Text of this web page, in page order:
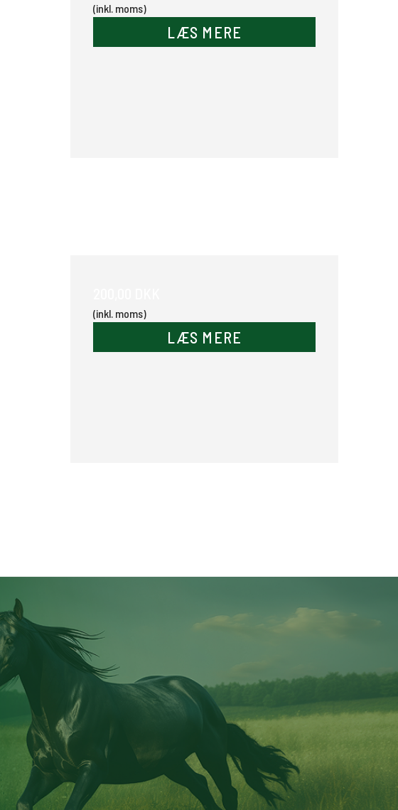
(inkl. moms)
LÆS MERE
(inkl. moms)
LÆS MERE